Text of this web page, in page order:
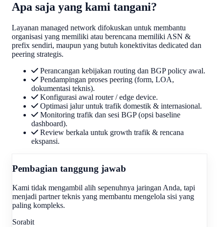
Apa saja yang kami tangani?
Layanan managed network difokuskan untuk membantu
organisasi yang memiliki atau berencana memiliki ASN &
prefix sendiri, maupun yang butuh konektivitas dedicated dan
peering strategis.
Perancangan kebijakan routing dan BGP policy awal.
Pendampingan proses peering (form, LOA,
dokumentasi teknis).
Konfigurasi awal router / edge device.
Optimasi jalur untuk trafik domestik & internasional.
Monitoring trafik dan sesi BGP (opsi baseline
dashboard).
Review berkala untuk growth trafik & rencana
ekspansi.
Pembagian tanggung jawab
Kami tidak mengambil alih sepenuhnya jaringan Anda, tapi
menjadi partner teknis yang membantu mengelola sisi yang
paling kompleks.
Sorabit